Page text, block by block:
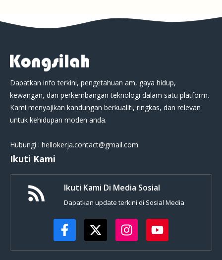
Dapatkan info terkini, pengetahuan am, gaya hidup,
kewangan, dan perkembangan teknologi dalam satu platform.
Kami menyajikan kandungan berkualiti, ringkas, dan relevan
untuk kehidupan moden anda.
Hubungi : hellokerja.contact@gmail.com
Ikuti Kami
Ikuti Kami Di Media Sosial
Dapatkan update terkini di Sosial Media